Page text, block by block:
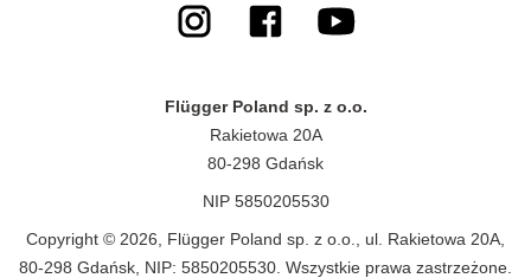
Flügger Poland sp. z o.o.
Rakietowa 20A
80-298 Gdańsk
NIP 5850205530
Copyright © 2026, Flügger Poland sp. z o.o., ul. Rakietowa 20A,
80-298 Gdańsk, NIP: 5850205530. Wszystkie prawa zastrzeżone.